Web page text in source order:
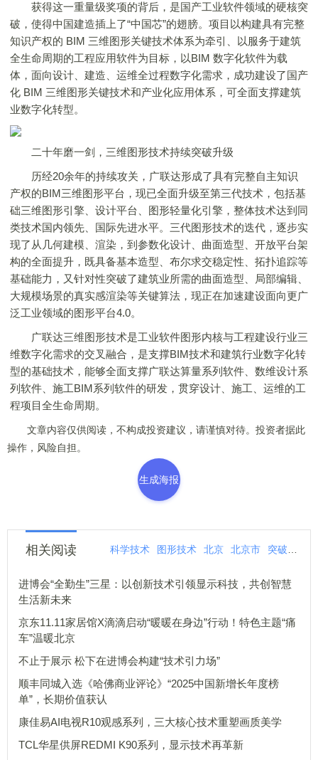
获得这一重量级奖项的背后，是国产工业软件领域的硬核突
破，使得中国建造插上了“中国芯”的翅膀。项目以构建具有完整
知识产权的 BIM 三维图形关键技术体系为牵引、以服务于建筑
全生命周期的工程应用软件为目标，以BIM 数字化软件为载
体，面向设计、建造、运维全过程数字化需求，成功建设了国产
化 BIM 三维图形关键技术和产业化应用体系，可全面支撑建筑
业数字化转型。
二十年磨一剑，三维图形技术持续突破升级
历经20余年的持续攻关，广联达形成了具有完整自主知识
产权的BIM三维图形平台，现已全面升级至第三代技术，包括基
础三维图形引擎、设计平台、图形轻量化引擎，整体技术达到同
类技术国内领先、国际先进水平。三代图形技术的迭代，逐步实
现了从几何建模、渲染，到参数化设计、曲面造型、开放平台架
构的全面提升，既具备基本造型、布尔求交稳定性、拓扑追踪等
基础能力，又针对性突破了建筑业所需的曲⾯造型、局部编辑、
大规模场景的真实感渲染等关键算法，现正在加速建设面向更广
泛工业领域的图形平台4.0。
广联达三维图形技术是工业软件图形内核与工程建设行业三
维数字化需求的交叉融合，是支撑BIM技术和建筑行业数字化转
型的基础技术，能够全面支撑广联达算量系列软件、数维设计系
列软件、施工BIM系列软件的研发，贯穿设计、施工、运维的工
程项目全生命周期。
文章内容仅供阅读，不构成投资建议，请谨慎对待。投资者据此
操作，风险自担。
生成海报
相关阅读 科学技术 图形技术 北京 北京市 突破
进博会“全勤生”三星：以创新技术引领显示科技，共创智慧
生活新未来
京东11.11家居馆X滴滴启动“暖暖在身边”行动！特色主题“痛
车”温暖北京
不止于展示 松下在进博会构建“技术引力场”
顺丰同城入选《哈佛商业评论》“2025中国新增长年度榜
单”，长期价值获认
康佳易AI电视R10观感系列，三大核心技术重塑画质美学
TCL华星供屏REDMI K90系列，显示技术再革新